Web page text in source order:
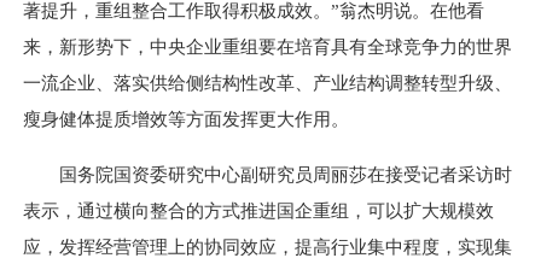
著提升，重组整合工作取得积极成效。”翁杰明说。在他看
来，新形势下，中央企业重组要在培育具有全球竞争力的世界
一流企业、落实供给侧结构性改革、产业结构调整转型升级、
瘦身健体提质增效等方面发挥更大作用。
国务院国资委研究中心副研究员周丽莎在接受记者采访时
表示，通过横向整合的方式推进国企重组，可以扩大规模效
应，发挥经营管理上的协同效应，提高行业集中程度，实现集